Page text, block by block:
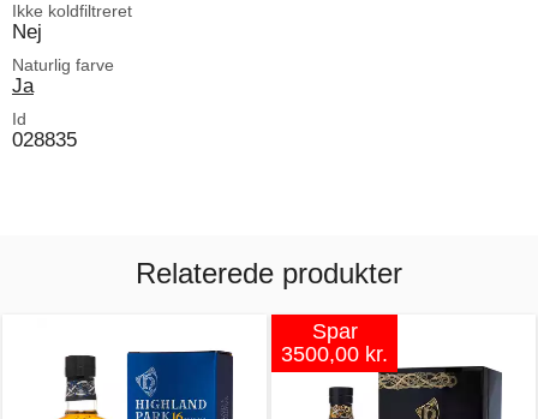
Ikke koldfiltreret
Nej
Naturlig farve
Ja
Id
028835
Relaterede produkter
Spar
3500,00 kr.